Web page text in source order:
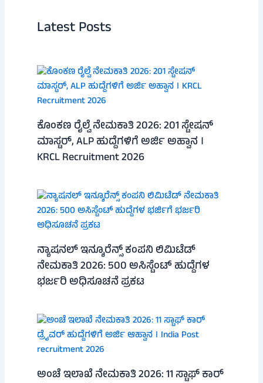
Latest Posts
ಕೊಂಕಣ ರೈಲ್ವೆ ನೇಮಕಾತಿ 2026: 201 ಸ್ಟೇಷನ್
ಮಾಸ್ಟರ್, ALP ಹುದ್ದೆಗಳಿಗೆ ಅರ್ಜಿ ಅಹ್ವಾನ ।
KRCL Recruitment 2026
ನ್ಯಾಷನಲ್ ಇನ್ಶೂರೆನ್ಸ್ ಕಂಪನಿ ಲಿಮಿಟೆಡ್
ನೇಮಕಾತಿ 2026: 500 ಅಸಿಸ್ಟೆಂಟ್ ಹುದ್ದೆಗಳ
ಭರ್ಜರಿ ಅಧಿಸೂಚನೆ ಪ್ರಕಟ
ಅಂಚೆ ಇಲಾಖೆ ನೇಮಕಾತಿ 2026: 11 ಸ್ಟಾಫ್ ಕಾರ್